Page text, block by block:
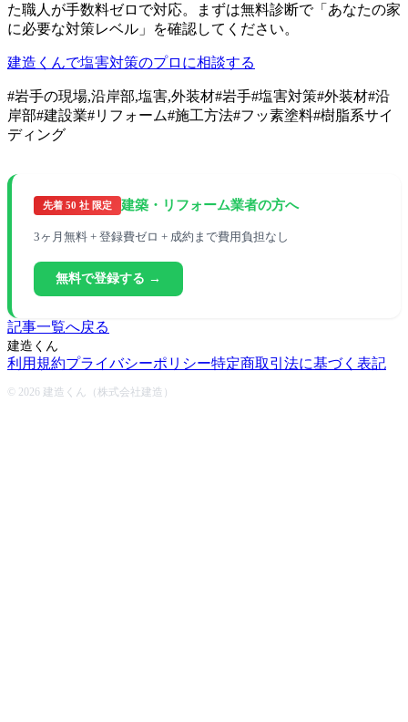
た職人が手数料ゼロで対応。まずは無料診断で「あなたの家
に必要な対策レベル」を確認してください。
建造くんで塩害対策のプロに相談する
#岩手の現場,沿岸部,塩害,外装材#岩手#塩害対策#外装材#沿
岸部#建設業#リフォーム#施工方法#フッ素塗料#樹脂系サイ
ディング
先着 50 社 限定 建築・リフォーム業者の方へ
3ヶ月無料 + 登録費ゼロ + 成約まで費用負担なし
無料で登録する →
記事一覧へ戻る
建造くん
利用規約プライバシーポリシー特定商取引法に基づく表記
© 2026 建造くん（株式会社建造）